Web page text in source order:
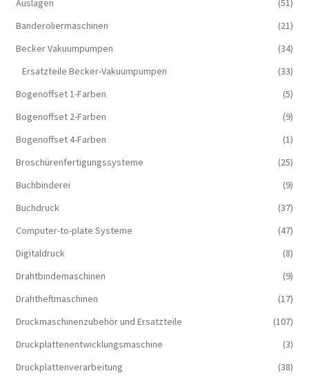
Auslagen
(51)
Banderoliermaschinen
(21)
Becker Vakuumpumpen
(34)
Ersatzteile Becker-Vakuumpumpen
(33)
Bogenoffset 1-Farben
(5)
Bogenoffset 2-Farben
(9)
Bogenoffset 4-Farben
(1)
Broschürenfertigungssysteme
(25)
Buchbinderei
(9)
Buchdruck
(37)
Computer-to-plate Systeme
(47)
Digitaldruck
(8)
Drahtbindemaschinen
(9)
Drahtheftmaschinen
(17)
Druckmaschinenzubehör und Ersatzteile
(107)
Druckplattenentwicklungsmaschine
(3)
Druckplattenverarbeitung
(38)